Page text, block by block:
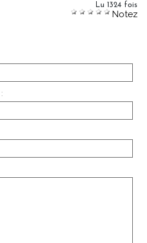
Lu 1324 fois
Notez